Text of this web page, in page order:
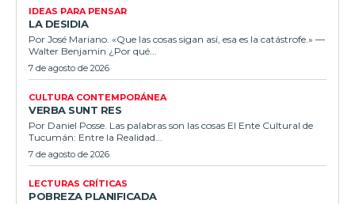
IDEAS PARA PENSAR
LA DESIDIA
Por José Mariano. «Que las cosas sigan así, esa es la catástrofe.» —
Walter Benjamin ¿Por qué...
7 de agosto de 2026
CULTURA CONTEMPORÁNEA
VERBA SUNT RES
Por Daniel Posse. Las palabras son las cosas El Ente Cultural de
Tucumán: Entre la Realidad...
7 de agosto de 2026
LECTURAS CRÍTICAS
POBREZA PLANIFICADA